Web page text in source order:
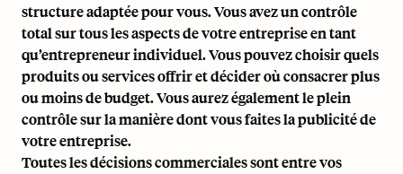
structure adaptée pour vous. Vous avez un contrôle
total sur tous les aspects de votre entreprise en tant
qu’entrepreneur individuel. Vous pouvez choisir quels
produits ou services offrir et décider où consacrer plus
ou moins de budget. Vous aurez également le plein
contrôle sur la manière dont vous faites la publicité de
votre entreprise.
Toutes les décisions commerciales sont entre vos